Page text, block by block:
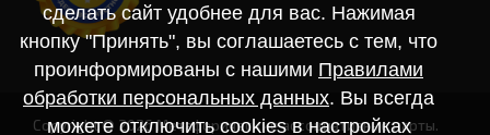
Copyright © 2026 Метафорические ассоциативные карты.
сделать сайт удобнее для вас. Нажимая
кнопку "Принять", вы соглашаетесь с тем, что
проинформированы с нашими Правилами
обработки персональных данных. Вы всегда
можете отключить cookies в настройках